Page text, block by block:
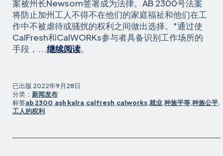
案被州长Newsom签署成为法律。AB 2300号法案
将防止加州工人不得不在他们的家庭福祉和他们在工
作中不被虐待或骚扰的权利之间做出选择。"通过使
CalFresh和CalWORKs参与者具备识别工作场所的
手段，...继续阅读众
保
和
。
已出版 2022年9月28日
分类： 新闻发布
标签ab 2300,ash kalra,calfresh,calworks,就业,种族平等,种族公平,
工人的权利